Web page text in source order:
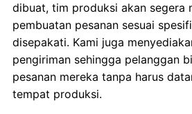
dibuat, tim produksi akan segera
pembuatan pesanan sesuai
disepakati. Kami juga
pengiriman sehingga pelanggan
pesanan mereka tanpa harus
tempat produksi.